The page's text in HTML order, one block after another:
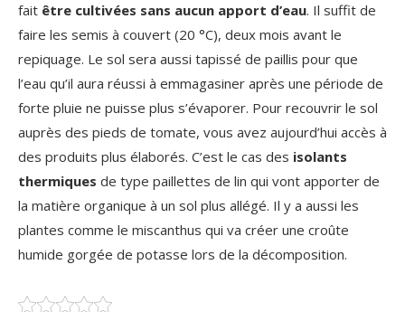
fait être cultivées sans aucun apport d’eau. Il suffit de
faire les semis à couvert (20 °C), deux mois avant le
repiquage. Le sol sera aussi tapissé de paillis pour que
l’eau qu’il aura réussi à emmagasiner après une période de
forte pluie ne puisse plus s’évaporer. Pour recouvrir le sol
auprès des pieds de tomate, vous avez aujourd’hui accès à
des produits plus élaborés. C’est le cas des isolants
thermiques de type paillettes de lin qui vont apporter de
la matière organique à un sol plus allégé. Il y a aussi les
plantes comme le miscanthus qui va créer une croûte
humide gorgée de potasse lors de la décomposition.